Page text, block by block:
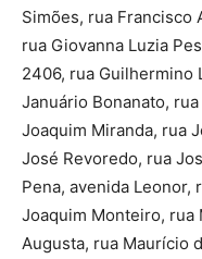
Simões, rua Francisco
rua Giovanna Luzia
2406, rua Guilhermino
Januário Bonanato,
Joaquim Miranda, rua
José Revoredo, rua
Pena, avenida Leonor,
Joaquim Monteiro, rua
Augusta, rua Maurício